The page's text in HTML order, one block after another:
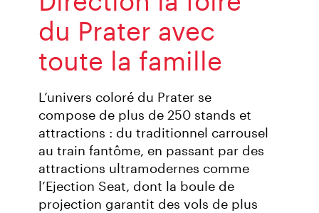
du Prater avec
toute la famille
L’univers coloré du Prater se
compose de plus de 250 stands et
attractions : du traditionnel carrousel
au train fantôme, en passant par des
attractions ultramodernes comme
l’Ejection Seat, dont la boule de
projection garantit des vols de plus